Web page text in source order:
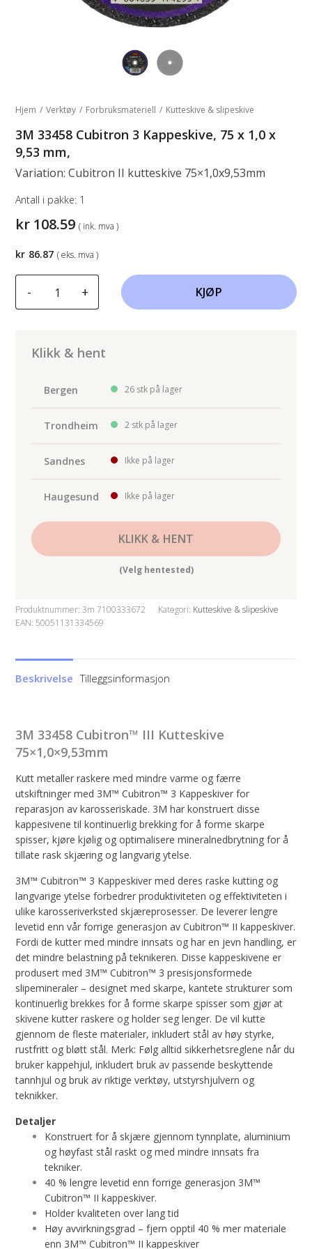
Hjem / Verktøy / Forbruksmateriell / Kutteskive & slipeskive
3M 33458 Cubitron 3 Kappeskive, 75 x 1,0 x
9,53 mm,
kr 108.59 ( ink. mva )
Variation: Cubitron II kutteskive 75×1,0x9,53mm
Antall i pakke: 1
-
Kappeskive,
9,53
+ KJØP
Klikk & hent
Bergen 26 stk på lager
Trondheim 2 stk på lager
Sandnes Ikke på lager
Haugesund Ikke på lager
KLIKK & HENT
(Velg hentested)
Produktnummer:3m 7100333672 Kategori: Kutteskive & slipeskive
EAN: 50051131334569
kr 86.87 ( eks. mva )
Beskrivelse Tilleggsinformasjon
3M 33458 Cubitron™ III Kutteskive
75×1,0×9,53mm
Kutt metaller raskere med mindre varme og færre
utskiftninger med 3M™ Cubitron™ 3 Kappeskiver for
reparasjon av karosseriskade. 3M har konstruert disse
kappesivene til kontinuerlig brekking for å forme skarpe
spisser, kjøre kjølig og optimalisere mineralnedbrytning for å
tillate rask skjæring og langvarig ytelse.
3M™ Cubitron™ 3 Kappeskiver med deres raske kutting og
langvarige ytelse forbedrer produktiviteten og effektiviteten i
ulike karosseriverksted skjæreprosesser. De leverer lengre
levetid enn vår forrige generasjon av Cubitron™ II kappeskiver.
Fordi de kutter med mindre innsats og har en jevn handling, er
det mindre belastning på teknikeren. Disse kappeskivene er
produsert med 3M™ Cubitron™ 3 presisjonsformede
slipemineraler – designet med skarpe, kantete strukturer som
kontinuerlig brekkes for å forme skarpe spisser som gjør at
skivene kutter raskere og holder seg lenger. De vil kutte
gjennom de fleste materialer, inkludert stål av høy styrke,
rustfritt og bløtt stål. Merk: Følg alltid sikkerhetsreglene når du
bruker kappehjul, inkludert bruk av passende beskyttende
tannhjul og bruk av riktige verktøy, utstyrshjulvern og
teknikker.
Detaljer
Konstruert for å skjære gjennom tynnplate, aluminium
og høyfast stål raskt og med mindre innsats fra
tekniker.
40 % lengre levetid enn forrige generasjon 3M™
Cubitron™ II kappeskiver.
Holder kvaliteten over lang tid
Høy avvirkningsgrad – fjern opptil 40 % mer materiale
enn 3M™ Cubitron™ II kappeskiver